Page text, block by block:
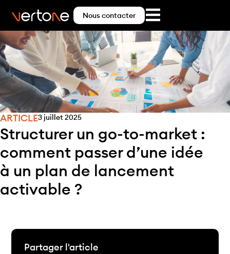
Nous contacter
ARTICLE3 juillet 2025
Structurer un go-to-market :
comment passer d’une idée
à un plan de lancement
activable ?
Partager l'article